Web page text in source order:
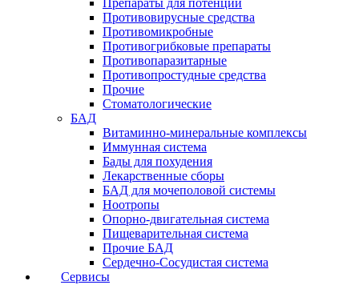
Препараты для потенции
Противовирусные средства
Противомикробные
Противогрибковые препараты
Противопаразитарные
Противопростудные средства
Прочие
Стоматологические
БАД
Витаминно-минеральные комплексы
Иммунная система
Бады для похудения
Лекарственные сборы
БАД для мочеполовой системы
Ноотропы
Опорно-двигательная система
Пищеварительная система
Прочие БАД
Сердечно-Сосудистая система
Сервисы